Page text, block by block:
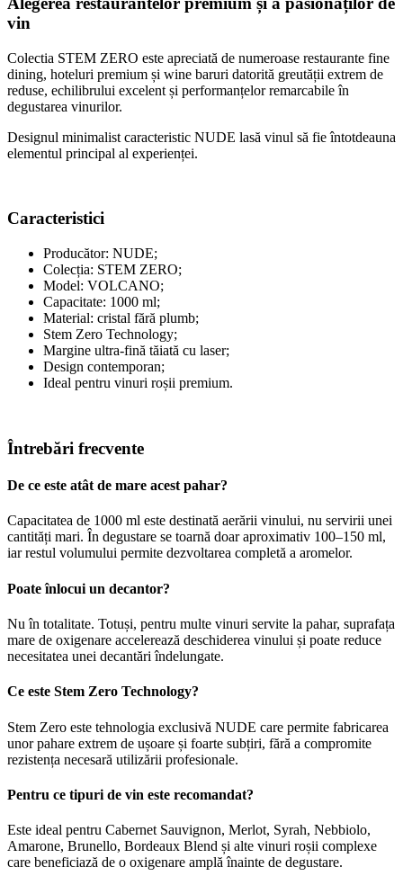
vin
Colectia STEM ZERO este apreciată de numeroase restaurante fine
dining, hoteluri premium și wine baruri datorită greutății extrem de
reduse, echilibrului excelent și performanțelor remarcabile în
degustarea vinurilor.
Designul minimalist caracteristic NUDE lasă vinul să fie întotdeauna
elementul principal al experienței.
Caracteristici
Producător: NUDE;
Colecția: STEM ZERO;
Model: VOLCANO;
Capacitate: 1000 ml;
Material: cristal fără plumb;
Stem Zero Technology;
Margine ultra-fină tăiată cu laser;
Design contemporan;
Ideal pentru vinuri roșii premium.
Întrebări frecvente
De ce este atât de mare acest pahar?
Capacitatea de 1000 ml este destinată aerării vinului, nu servirii unei
cantități mari. În degustare se toarnă doar aproximativ 100–150 ml,
iar restul volumului permite dezvoltarea completă a aromelor.
Poate înlocui un decantor?
Nu în totalitate. Totuși, pentru multe vinuri servite la pahar, suprafața
mare de oxigenare accelerează deschiderea vinului și poate reduce
necesitatea unei decantări îndelungate.
Ce este Stem Zero Technology?
Stem Zero este tehnologia exclusivă NUDE care permite fabricarea
unor pahare extrem de ușoare și foarte subțiri, fără a compromite
rezistența necesară utilizării profesionale.
Pentru ce tipuri de vin este recomandat?
Este ideal pentru Cabernet Sauvignon, Merlot, Syrah, Nebbiolo,
Amarone, Brunello, Bordeaux Blend și alte vinuri roșii complexe
care beneficiază de o oxigenare amplă înainte de degustare.